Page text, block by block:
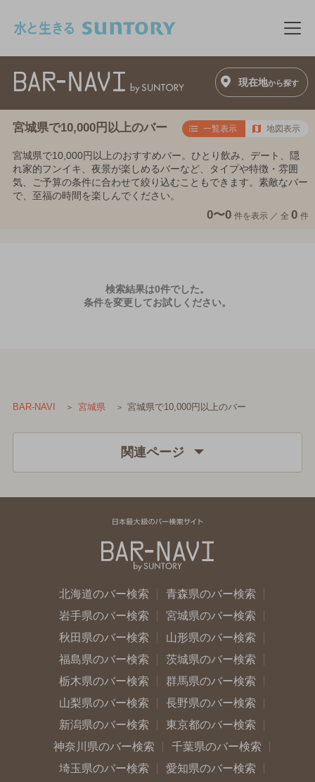
メ
現在地から探す
宮城県で10,000円以上のバー 一覧表示 地図表示
宮城県で10,000円以上のおすすめバー。ひとり飲み、デート、隠
れ家的フンイキ、夜景が楽しめるバーなど、タイプや特徴・雰囲
気、ご予算の条件に合わせて絞り込むこともできます。素敵なバー
で、至福の時間を楽しんでください。
0〜0 件を表示 ／ 全 0 件
検索結果は0件でした。
条件を変更してお試しください。
BAR-NAVI 宮城県 宮城県で10,000円以上のバー
関連ページ
北海道のバー検索
青森県のバー検索
岩手県のバー検索
宮城県のバー検索
秋田県のバー検索
山形県のバー検索
福島県のバー検索
茨城県のバー検索
栃木県のバー検索
群馬県のバー検索
山梨県のバー検索
長野県のバー検索
新潟県のバー検索
東京都のバー検索
神奈川県のバー検索
千葉県のバー検索
埼玉県のバー検索
愛知県のバー検索